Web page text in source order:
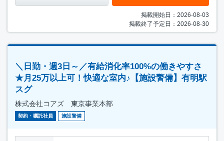
掲載開始日：2026-08-03
掲載終了予定日：2026-08-30
＼日勤・週3日～／有給消化率100%の働きやすさ
★月25万以上可！快適な室内♪【施設警備】有明駅
スグ
株式会社コアズ 東京事業本部
契約・嘱託社員 施設警備